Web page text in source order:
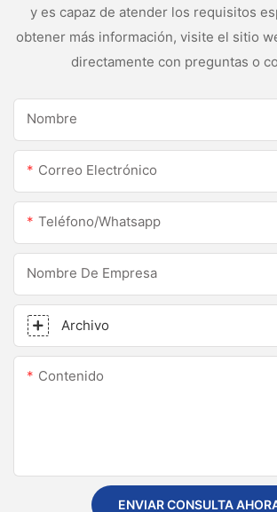
y es capaz de atender los requisitos
obtener más información, visite el sitio
directamente con preguntas o
Nombre
Correo Electrónico
Teléfono/whatsapp
Nombre De Empresa
Archivo
Contenido
ENVIAR CONSULTA